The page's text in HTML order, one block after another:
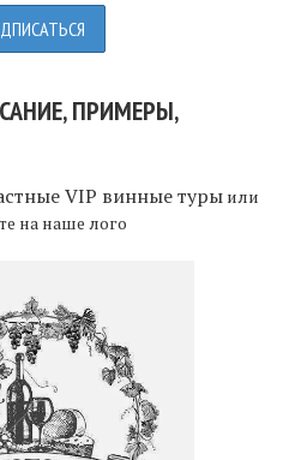
ПРИМЕРЫ,
VIP винные турыили
на наше лого